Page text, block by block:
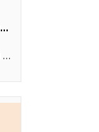
The Cat in the High Castle
#Зал